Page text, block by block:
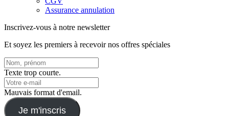
Assurance annulation
Inscrivez-vous à notre newsletter
Et soyez les premiers à recevoir nos offres spéciales
Texte trop courte.
Mauvais format d'email.
Je m'inscris